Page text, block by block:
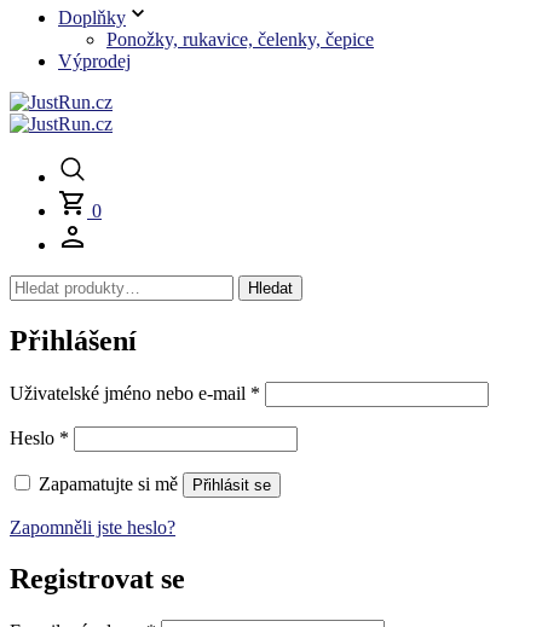
Doplňky
Ponožky, rukavice, čelenky, čepice
Výprodej
0
Hledat: Hledat
Přihlášení
Uživatelské jméno nebo e-mail *
Heslo *
Zapamatujte si mě Přihlásit se
Zapomněli jste heslo?
Registrovat se